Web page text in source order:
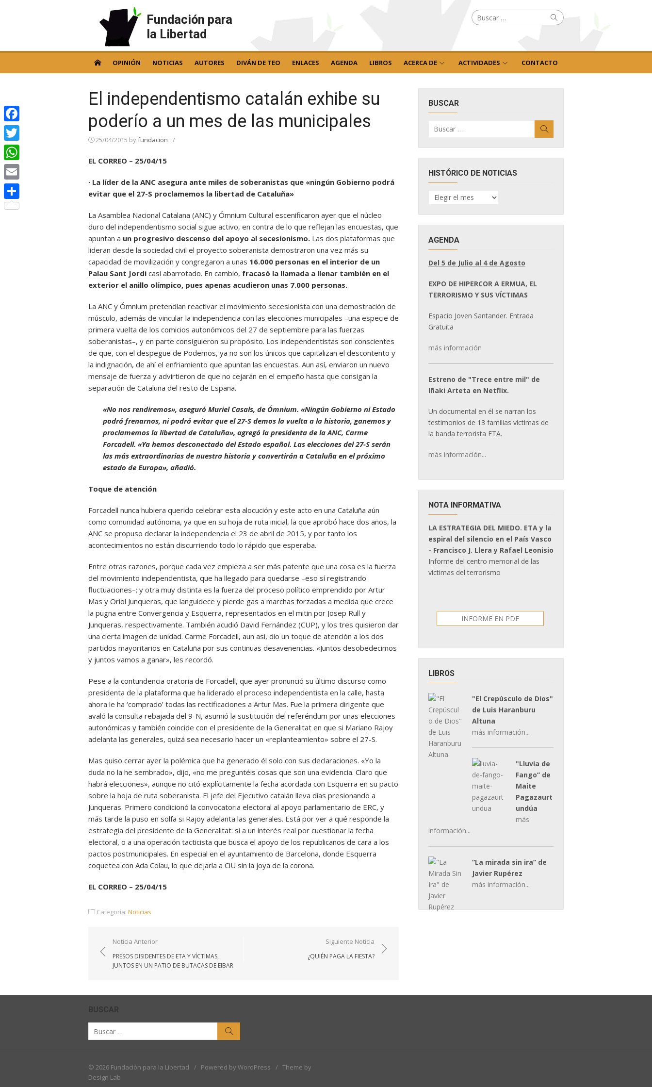
Fundación para
la Libertad
Buscar
por: Buscar
OPINIÓN NOTICIAS AUTORES DIVÁN DE TEO ENLACES AGENDA LIBROS ACERCA DE ACTIVIDADES CONTACTO
El independentismo catalán exhibe su
poderío a un mes de las municipales
25/04/2015 byfundacion /
EL CORREO – 25/04/15
· La líder de la ANC asegura ante miles de soberanistas que «ningún Gobierno podrá
evitar que el 27-S proclamemos la libertad de Cataluña»
La Asamblea Nacional Catalana (ANC) y Ómnium Cultural escenificaron ayer que el núcleo
duro del independentismo social sigue activo, en contra de lo que reflejan las encuestas, que
apuntan a un progresivo descenso del apoyo al secesionismo. Las dos plataformas que
lideran desde la sociedad civil el proyecto soberanista demostraron una vez más su
capacidad de movilización y congregaron a unas 16.000 personas en el interior de un
Palau Sant Jordi casi abarrotado. En cambio, fracasó la llamada a llenar también en el
exterior el anillo olímpico, pues apenas acudieron unas 7.000 personas.
La ANC y Ómnium pretendían reactivar el movimiento secesionista con una demostración de
músculo, además de vincular la independencia con las elecciones municipales –una especie de
primera vuelta de los comicios autonómicos del 27 de septiembre para las fuerzas
soberanistas–, y en parte consiguieron su propósito. Los independentistas son conscientes
de que, con el despegue de Podemos, ya no son los únicos que capitalizan el descontento y
la indignación, de ahí el enfriamiento que apuntan las encuestas. Aun así, enviaron un nuevo
mensaje de fuerza y advirtieron de que no cejarán en el empeño hasta que consigan la
separación de Cataluña del resto de España.
«No nos rendiremos», aseguró Muriel Casals, de Ómnium. «Ningún Gobierno ni Estado
podrá frenarnos, ni podrá evitar que el 27-S demos la vuelta a la historia, ganemos y
proclamemos la libertad de Cataluña», agregó la presidenta de la ANC, Carme
Forcadell. «Ya hemos desconectado del Estado español. Las elecciones del 27-S serán
las más extraordinarias de nuestra historia y convertirán a Cataluña en el próximo
estado de Europa», añadió.
Toque de atención
Forcadell nunca hubiera querido celebrar esta alocución y este acto en una Cataluña aún
como comunidad autónoma, ya que en su hoja de ruta inicial, la que aprobó hace dos años, la
ANC se propuso declarar la independencia el 23 de abril de 2015, y por tanto los
acontecimientos no están discurriendo todo lo rápido que esperaba.
Entre otras razones, porque cada vez empieza a ser más patente que una cosa es la fuerza
del movimiento independentista, que ha llegado para quedarse –eso sí registrando
fluctuaciones–; y otra muy distinta es la fuerza del proceso político emprendido por Artur
Mas y Oriol Junqueras, que languidece y pierde gas a marchas forzadas a medida que crece
la pugna entre Convergencia y Esquerra, representados en el mitin por Josep Rull y
Junqueras, respectivamente. También acudió David Fernández (CUP), y los tres quisieron dar
una cierta imagen de unidad. Carme Forcadell, aun así, dio un toque de atención a los dos
partidos mayoritarios en Cataluña por sus continuas desavenencias. «Juntos desobedecimos
y juntos vamos a ganar», les recordó.
Pese a la contundencia oratoria de Forcadell, que ayer pronunció su último discurso como
presidenta de la plataforma que ha liderado el proceso independentista en la calle, hasta
ahora le ha ‘comprado’ todas las rectificaciones a Artur Mas. Fue la primera dirigente que
avaló la consulta rebajada del 9-N, asumió la sustitución del referéndum por unas elecciones
autonómicas y también coincide con el presidente de la Generalitat en que si Mariano Rajoy
adelanta las generales, quizá sea necesario hacer un «replanteamiento» sobre el 27-S.
Mas quiso cerrar ayer la polémica que ha generado él solo con sus declaraciones. «Yo la
duda no la he sembrado», dijo, «no me preguntéis cosas que son una evidencia. Claro que
habrá elecciones», aunque no citó explícitamente la fecha acordada con Esquerra en su pacto
sobre la hoja de ruta soberanista. El jefe del Ejecutivo catalán lleva días presionando a
Junqueras. Primero condicionó la convocatoria electoral al apoyo parlamentario de ERC, y
más tarde la puso en solfa si Rajoy adelanta las generales. Está por ver a qué responde la
estrategia del presidente de la Generalitat: si a un interés real por cuestionar la fecha
electoral, o a una operación tacticista que busca el apoyo de los republicanos de cara a los
pactos postmunicipales. En especial en el ayuntamiento de Barcelona, donde Esquerra
coquetea con Ada Colau, lo que dejaría a CiU sin la joya de la corona.
EL CORREO – 25/04/15
Categoría: Noticias
Navegación
de
entradas
Noticia Anterior
PRESOS DISIDENTES DE ETA Y VÍCTIMAS,
JUNTOS EN UN PATIO DE BUTACAS DE EIBAR
Siguiente Noticia
¿QUIÉN PAGA LA FIESTA?
BUSCAR
por:
HISTÓRICO DE NOTICIAS
HISTÓRICO
DE
AGENDA
Del 5 de Julio al 4 de Agosto
EXPO DE HIPERCOR A ERMUA, EL
TERRORISMO Y SUS VÍCTIMAS
Espacio Joven Santander. Entrada
Gratuita
más información
Estreno de "Trece entre mil" de
Iñaki Arteta en Netflix.
Un documental en él se narran los
testimonios de 13 familias víctimas de
la banda terrorista ETA.
más información...
NOTA INFORMATIVA
LA ESTRATEGIA DEL MIEDO. ETA y la
espiral del silencio en el País Vasco
- Francisco J. Llera y Rafael Leonisio
Informe del centro memorial de las
víctimas del terrorismo
INFORME EN PDF
LIBROS
"El Crepúsculo de Dios"
de Luis Haranburu
Altuna
más información...
"Lluvia de
Fango” de
Maite
Pagazaurt
undúa
más
información...
“La mirada sin ira” de
Javier Rupérez
más información...
BUSCAR
Buscar
por:
© 2026 Fundación para la Libertad / Powered by WordPress / Theme by
Design Lab
Facebook
Twitter
WhatsApp
Email
Compartir